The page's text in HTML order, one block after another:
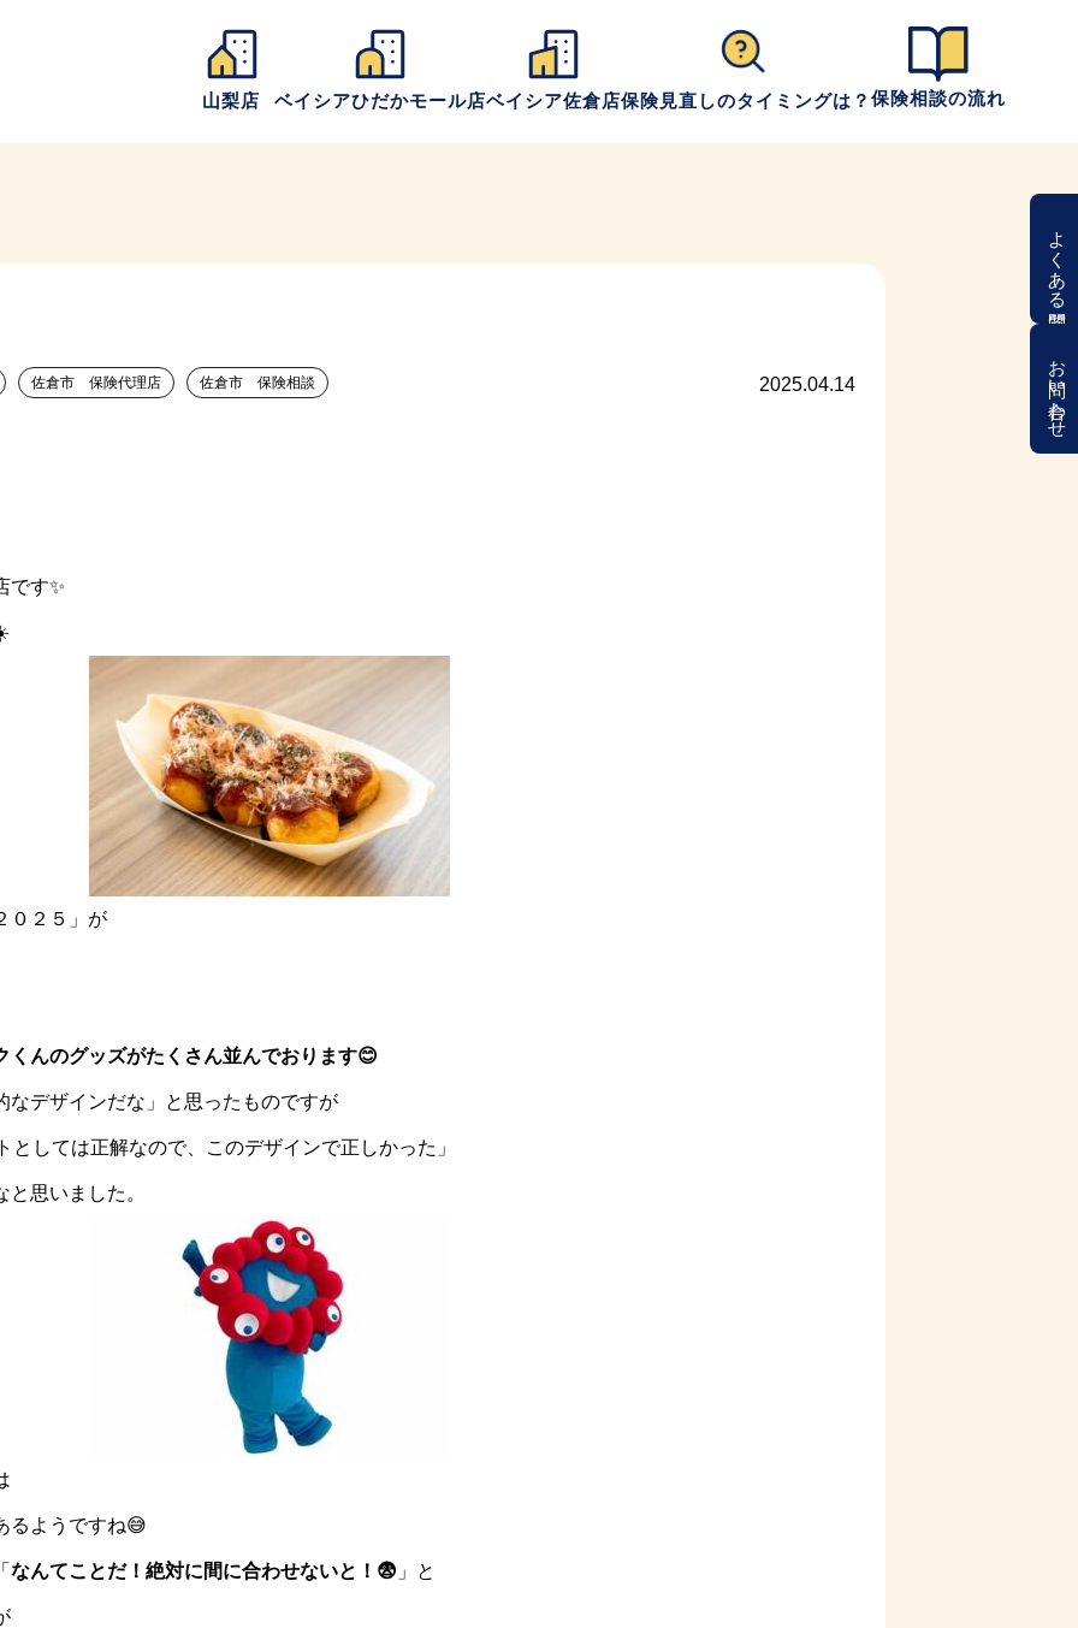
山梨店 ベイシアひだかモール店ベイシア佐倉店保険見直しのタイミングは？ 保険相談の流れ
よくある質問
お問い合わせ
2025.04.14
佐倉市 保険代理店 佐倉市 保険相談
です✨
０２５」が
んのグッズがたくさん並んでおります😊
デザインだな」と思ったものですが
しては正解なので、このデザインで正しかった」
思いました。
るようですね😅
なんてことだ！絶対に間に合わせないと！😨 」と